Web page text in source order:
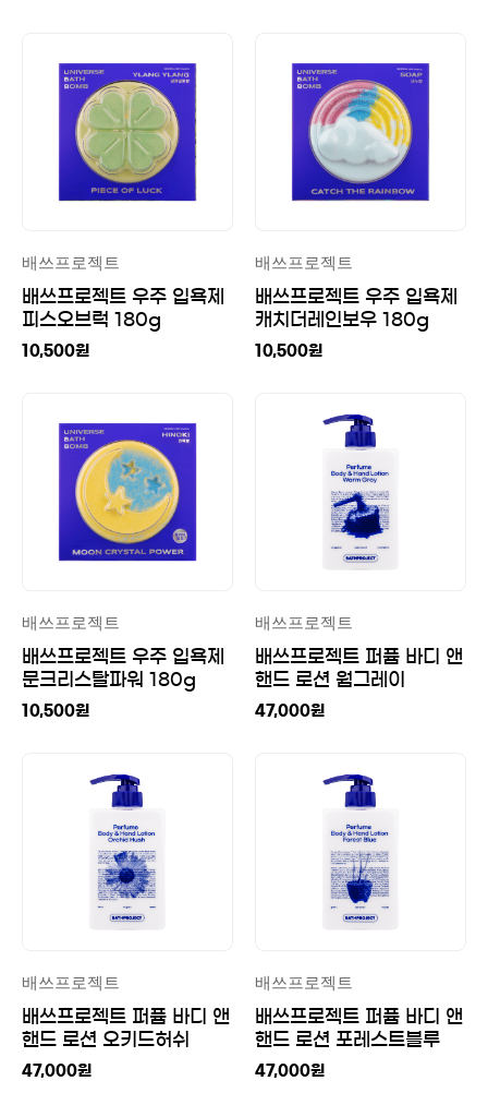
배쓰프로젝트
배쓰프로젝트 우주 입욕제
피스오브럭 180g
10,500원
배쓰프로젝트
배쓰프로젝트 우주 입욕제
캐치더레인보우 180g
10,500원
배쓰프로젝트
배쓰프로젝트 우주 입욕제
문크리스탈파워 180g
10,500원
배쓰프로젝트
배쓰프로젝트 퍼퓸 바디 앤
핸드 로션 웜그레이
500ml
47,000원
배쓰프로젝트
배쓰프로젝트 퍼퓸 바디 앤
핸드 로션 오키드허쉬
500ml
47,000원
배쓰프로젝트
배쓰프로젝트 퍼퓸 바디 앤
핸드 로션 포레스트블루
500ml
47,000원